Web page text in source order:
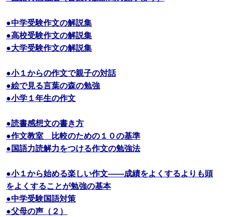
●中学受験作文の解説集
●高校受験作文の解説集
●大学受験作文の解説集
●小１からの作文で親子の対話
●絵で見る言葉の森の勉強
●小学１年生の作文
●読書感想文の書き方
●作文教室 比較のための１０の基準
●国語力読解力をつける作文の勉強法
●小１から始める楽しい作文――成績をよくするよりも頭
をよくすることが勉強の基本
●中学受験国語対策
●父母の声（２）